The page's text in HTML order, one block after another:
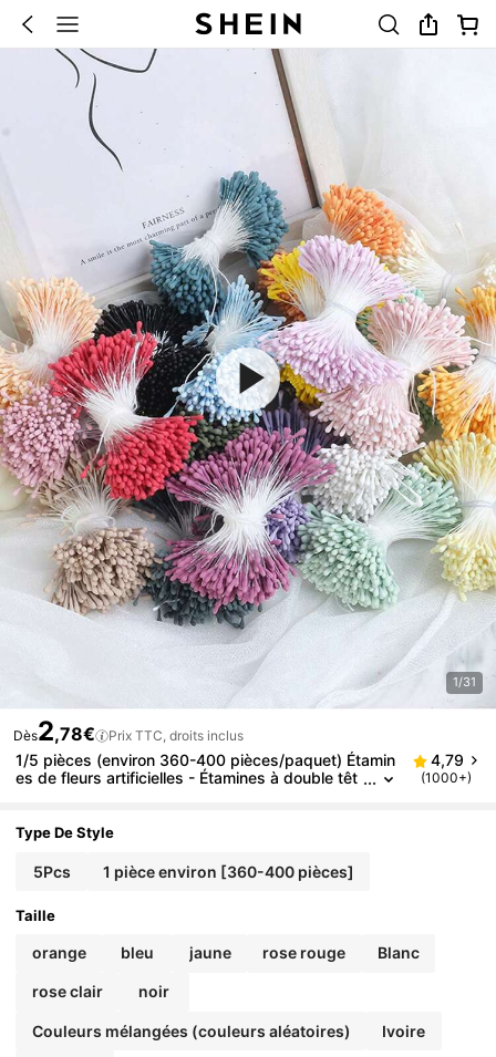
1/31
Dès2,78€ Prix TTC, droits inclus
1/5 pièces (environ 360-400 pièces/paquet) Étamin
es de fleurs artificielles - Étamines à double têt
eurs artificielles, la décoration de mariage et l'artisa
Artisanat de Noël, décoration élégante - Sans conte
nant
4,79
(1000+)
Type De Style
5Pcs 1 pièce environ [360-400 pièces]
Taille
orange bleu jaune rose rouge Blanc
rose clair noir
Couleurs mélangées (couleurs aléatoires) Ivoire